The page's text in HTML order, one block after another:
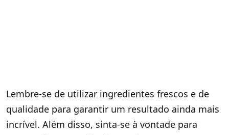
Lembre-se de utilizar ingredientes frescos e de
qualidade para garantir um resultado ainda mais
incrível. Além disso, sinta-se à vontade para